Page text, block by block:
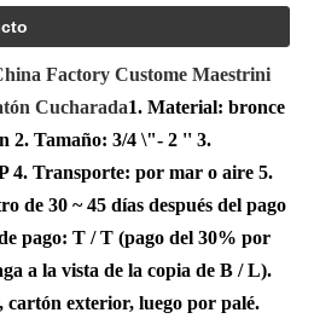
Factory Custome Maestrini
Cucharada1. Material: bronce
2. Tamaño: 3/4 \"- 2 '' 3.
4. Transporte: por mar o aire 5.
de 30 ~ 45 días después del pago
pago: T / T (pago del 30% por
a la vista de la copia de B / L).
cartón exterior, luego por palé.